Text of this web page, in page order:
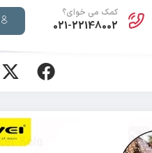
کمک می خوای؟
021-22148002